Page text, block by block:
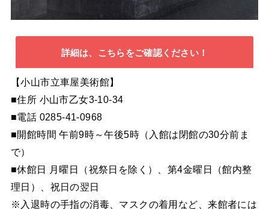
詳細は、こちらをご確認ください！
【小山市立車屋美術館】
■住所 小山市乙女3-10-34
■電話 0285-41-0968
■開館時間 午前9時～午後5時（入館は閉館の30分前ま
で）
■休館日 月曜日（祝祭日を除く）、第4金曜日（館内整
理日）、祝日の翌日
※入退時の手指の消毒、マスクの着用など、来館者には